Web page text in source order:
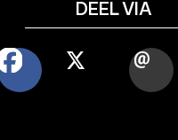
DEEL VIA
FACEBOOK
X